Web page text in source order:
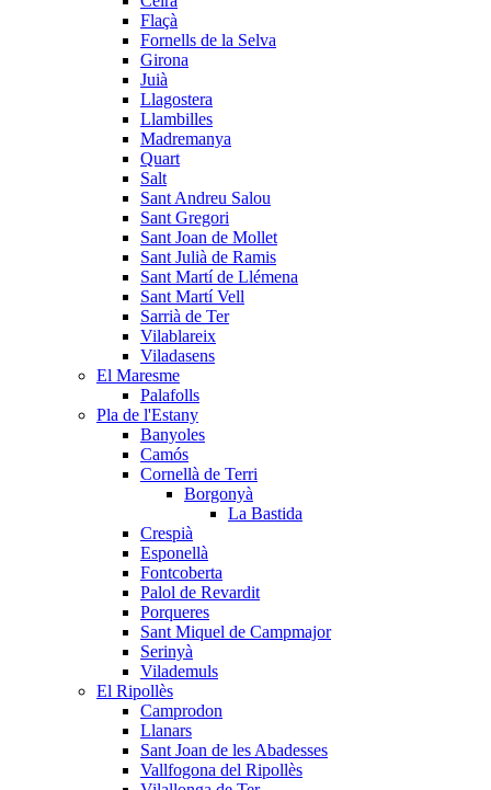
Flaçà
Fornells de la Selva
Girona
Juià
Llagostera
Llambilles
Madremanya
Quart
Salt
Sant Andreu Salou
Sant Gregori
Sant Joan de Mollet
Sant Julià de Ramis
Sant Martí de Llémena
Sant Martí Vell
Sarrià de Ter
Vilablareix
Viladasens
El Maresme
Palafolls
Pla de l'Estany
Banyoles
Camós
Cornellà de Terri
Borgonyà
La Bastida
Crespià
Esponellà
Fontcoberta
Palol de Revardit
Porqueres
Sant Miquel de Campmajor
Serinyà
Vilademuls
El Ripollès
Camprodon
Llanars
Sant Joan de les Abadesses
Vallfogona del Ripollès